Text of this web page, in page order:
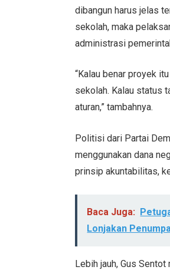
dibangun harus jelas
sekolah, maka
administrasi
“Kalau benar proyek
sekolah. Kalau status
aturan,” tambahnya.
Politisi dari Partai
menggunakan dana
prinsip akuntabilitas,
Baca Juga:
Lonjakan
Lebih jauh, Gus